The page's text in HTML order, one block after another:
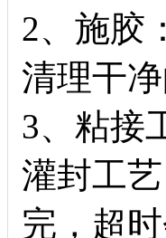
2、施胶
清理干净
3、粘接
灌封工
完，超